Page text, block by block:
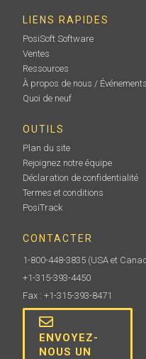
Jeu de cales
Utilisé pour vérifier la
de tous les
aux exigences de l'ISO
interne. Inclut un
En
LIENS RAPIDES
PosiSoft Software
Ventes
Ressources
À propos de nous / Événements
Quoi de neuf
OUTILS
Plan du site
Rejoignez notre équipe
Déclaration de confidentialité
Termes et conditions
PosiTrack
CONTACTER
1-800-448-3835 (USA et
+1-315-393-4450
Fax : +1-315-393-8471
ENVOYEZ-
NOUS UN